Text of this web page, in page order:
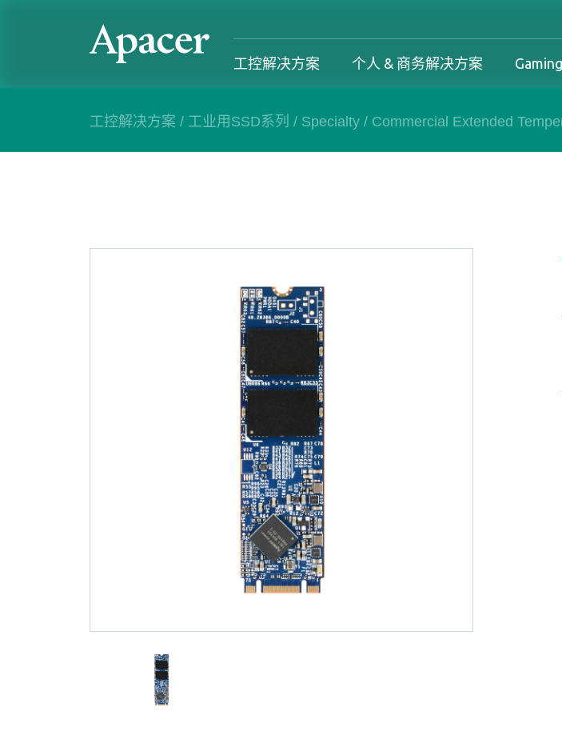
工控解决方案
工控解决方案
内存系列
工控解决方案总览
个人 & 商务解决方案
个人 & 商务解决方案
商务解决方案产品
个人 & 商务解决方案总览
Gaming
Gaming Gaming 总览
服务支援
Gaming
售后服务
工控解决方案 / 工业用SSD系列 / Specialty / Commercial Extended